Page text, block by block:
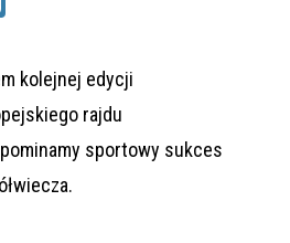
o
p
kolejnej edycji
rajdu
sportowy sukces